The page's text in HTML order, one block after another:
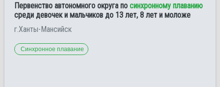
Первенство автономного округа по синхронному плаванию
среди девочек и мальчиков до 13 лет, 8 лет и моложе
г.Ханты-Мансийск
Синхронное плавание